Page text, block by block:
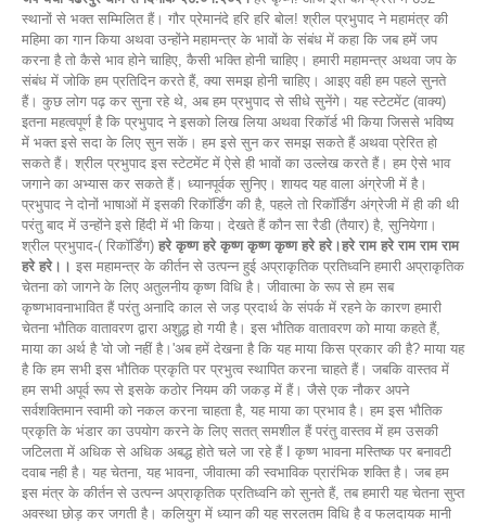
स्थानों से भक्त सम्मिलित हैं। गौर प्रेमानंदे हरि हरि बोल! श्रील प्रभुपाद ने महामंत्र की
महिमा का गान किया अथवा उन्होंने महामन्त्र के भावों के संबंध में कहा कि जब हमें जप
करना है तो कैसे भाव होने चाहिए, कैसी भक्ति होनी चाहिए। हमारी महामन्त्र अथवा जप के
संबंध में जोकि हम प्रतिदिन करते हैं, क्या समझ होनी चाहिए। आइए वही हम पहले सुनते
हैं। कुछ लोग पढ़ कर सुना रहे थे, अब हम प्रभुपाद से सीधे सुनेंगे। यह स्टेटमेंट (वाक्य)
इतना महत्वपूर्ण है कि प्रभुपाद ने इसको लिख लिया अथवा रिकॉर्ड भी किया जिससे भविष्य
में भक्त इसे सदा के लिए सुन सकें। हम इसे सुन कर समझ सकते हैं अथवा प्रेरित हो
सकते हैं। श्रील प्रभुपाद इस स्टेटमेंट में ऐसे ही भावों का उल्लेख करते हैं। हम ऐसे भाव
जगाने का अभ्यास कर सकते हैं। ध्यानपूर्वक सुनिए। शायद यह वाला अंग्रेजी में है।
प्रभुपाद ने दोनों भाषाओं में इसकी रिकॉर्डिंग की है, पहले तो रिकॉर्डिंग अंग्रेजी में ही की थी
परंतु बाद में उन्होंने इसे हिंदी में भी किया। देखते हैं कौन सा रैडी (तैयार) है, सुनियेगा।
श्रील प्रभुपाद-( रिकॉर्डिंग) हरे कृष्ण हरे कृष्ण कृष्ण कृष्ण हरे हरे।हरे राम हरे राम राम राम
हरे हरे।। इस महामन्त्र के कीर्तन से उत्पन्न हुई अप्राकृतिक प्रतिध्वनि हमारी अप्राकृतिक
चेतना को जागने के लिए अतुलनीय कृष्ण विधि है। जीवात्मा के रूप से हम सब
कृष्णभावनाभावित हैं परंतु अनादि काल से जड़ प्रदार्थ के संपर्क में रहने के कारण हमारी
चेतना भौतिक वातावरण द्वारा अशुद्ध हो गयी है। इस भौतिक वातावरण को माया कहते हैं,
माया का अर्थ है 'वो जो नहीं है।'अब हमें देखना है कि यह माया किस प्रकार की है? माया यह
है कि हम सभी इस भौतिक प्रकृति पर प्रभुत्व स्थापित करना चाहते हैं। जबकि वास्तव में
हम सभी अपूर्व रूप से इसके कठोर नियम की जकड़ में हैं। जैसे एक नौकर अपने
सर्वशक्तिमान स्वामी को नकल करना चाहता है, यह माया का प्रभाव है। हम इस भौतिक
प्रकृति के भंडार का उपयोग करने के लिए सतत् समशील हैं परंतु वास्तव में हम उसकी
जटिलता में अधिक से अधिक अबद्ध होते चले जा रहे हैं I कृष्ण भावना मस्तिष्क पर बनावटी
दवाब नही है। यह चेतना, यह भावना, जीवात्मा की स्वभाविक प्रारंभिक शक्ति है। जब हम
इस मंत्र के कीर्तन से उत्पन्न अप्राकृतिक प्रतिध्वनि को सुनते हैं, तब हमारी यह चेतना सुप्त
अवस्था छोड़ कर जगती है। कलियुग में ध्यान की यह सरलतम विधि है व फलदायक मानी